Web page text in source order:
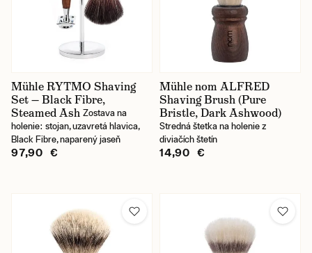
Mühle RYTMO Shaving
Set — Black Fibre,
Steamed Ash Zostava na
holenie: stojan, uzavretá hlavica,
Black Fibre, naparený jaseň
97,90 €
Mühle nom ALFRED
Shaving Brush (Pure
Bristle, Dark Ashwood)
Stredná štetka na holenie z
diviačích štetín
14,90 €